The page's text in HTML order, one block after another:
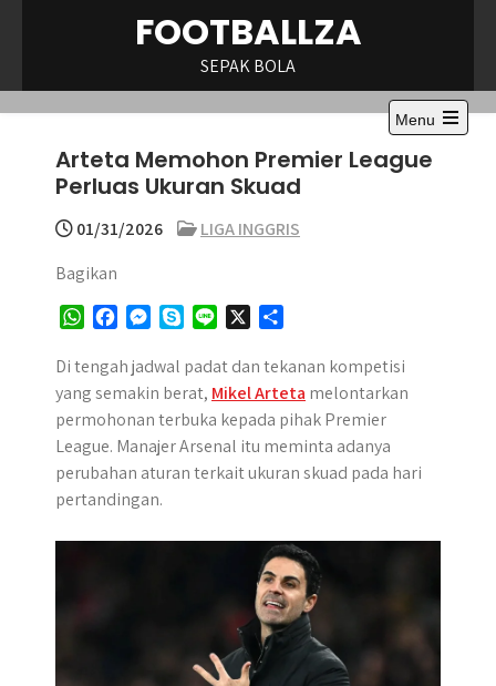
FOOTBALLZA
SEPAK BOLA
Menu
Open
the
main
Arteta Memohon Premier League
Perluas Ukuran Skuad
01/31/2026
LIGA INGGRIS
Bagikan
W
a
t
s
A
p
c
e
b
o
M
s
s
e
n
g
r
y
p
e
n
e
a
r
e
Di tengah jadwal padat dan tekanan kompetisi
yang semakin berat, Mikel Arteta melontarkan
permohonan terbuka kepada pihak Premier
League. Manajer Arsenal itu meminta adanya
perubahan aturan terkait ukuran skuad pada hari
pertandingan.